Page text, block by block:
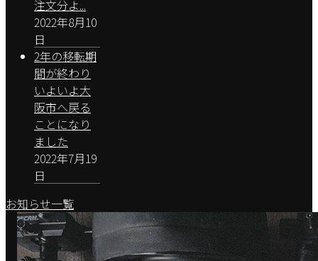
注文分よ...
2022年8月10
日
2年の移転期
間が終わり
いよいよ大
阪市へ戻る
ことになり
ました
2022年7月19
日
お知らせ一覧